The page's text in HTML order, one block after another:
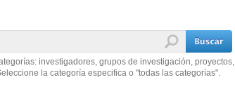
investigadores, grupos de investigación, proyectos,
la categoría especifica o "todas las categorías".